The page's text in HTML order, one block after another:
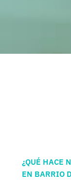
¿QUÉ HACE
EN BARRIO